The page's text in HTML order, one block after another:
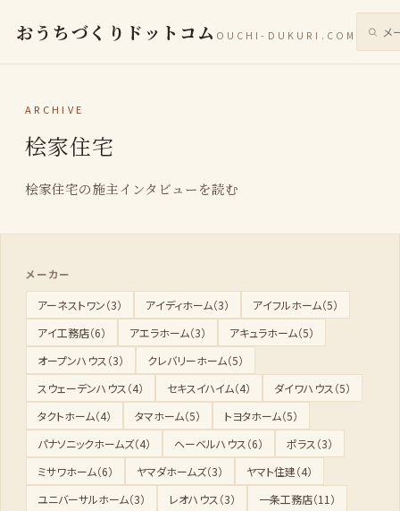
おうちづくりドットコム OUCHI-DUKURI.COM サイ
ARCHIVE
桧家住宅
桧家住宅の施主インタビューを読む
メーカー
アーネストワン（3） アイディホーム（3）
アイフルホーム（5）
アイ工務店（6）
アエラホーム（3）
アキュラホーム（5）
オープンハウス（3）
クレバリーホーム（5）
スウェーデンハウス（4）
セキスイハイム（4）
ダイワハウス（5）
タクトホーム（4）
タマホーム（5）
トヨタホーム（5）
パナソニックホームズ（4）
ヘーベルハウス（6）
ポラス（3）
ミサワホーム（6）
ヤマダホームズ（3）
ヤマト住建（4）
ユニバーサルホーム（3）
レオハウス（3）
一条工務店（11）